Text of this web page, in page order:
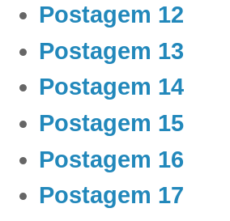
Postagem 12
Postagem 13
Postagem 14
Postagem 15
Postagem 16
Postagem 17